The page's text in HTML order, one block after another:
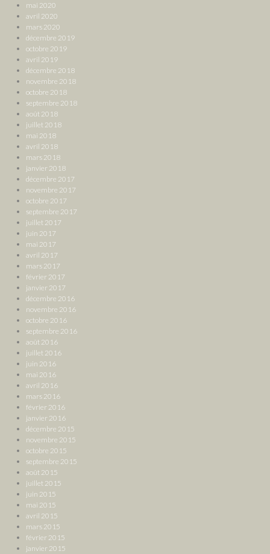
mai 2020
avril 2020
mars 2020
décembre 2019
octobre 2019
avril 2019
décembre 2018
novembre 2018
octobre 2018
septembre 2018
août 2018
juillet 2018
mai 2018
avril 2018
mars 2018
janvier 2018
décembre 2017
novembre 2017
octobre 2017
septembre 2017
juillet 2017
juin 2017
mai 2017
avril 2017
mars 2017
février 2017
janvier 2017
décembre 2016
novembre 2016
octobre 2016
septembre 2016
août 2016
juillet 2016
juin 2016
mai 2016
avril 2016
mars 2016
février 2016
janvier 2016
décembre 2015
novembre 2015
octobre 2015
septembre 2015
août 2015
juillet 2015
juin 2015
mai 2015
avril 2015
mars 2015
février 2015
janvier 2015